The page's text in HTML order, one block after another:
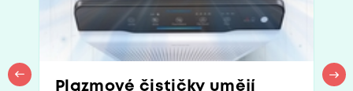
Plazmové čističky umějí